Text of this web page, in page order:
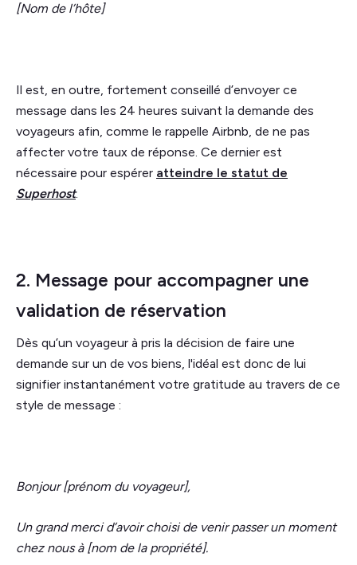
[Nom de l’hôte]
Il est, en outre, fortement conseillé d’envoyer ce
message dans les 24 heures suivant la demande des
voyageurs afin, comme le rappelle Airbnb, de ne pas
affecter votre taux de réponse. Ce dernier est
nécessaire pour espérer atteindre le statut de
Superhost.
2. Message pour accompagner une
validation de réservation
Dès qu’un voyageur à pris la décision de faire une
demande sur un de vos biens, l'idéal est donc de lui
signifier instantanément votre gratitude au travers de ce
style de message :
Bonjour [prénom du voyageur],
Un grand merci d’avoir choisi de venir passer un moment
chez nous à [nom de la propriété].